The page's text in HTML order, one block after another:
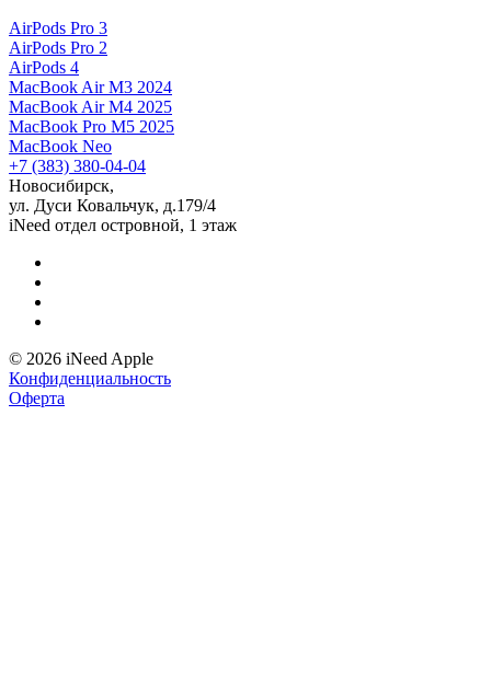
AirPods Pro 3
AirPods Pro 2
AirPods 4
MacBook Air M3 2024
MacBook Air M4 2025
MacBook Pro M5 2025
MacBook Neo
+7 (383) 380-04-04
Новосибирск,
ул. Дуси Ковальчук, д.179/4
iNeed отдел островной, 1 этаж
© 2026 iNeed Apple
Конфиденциальность
Оферта